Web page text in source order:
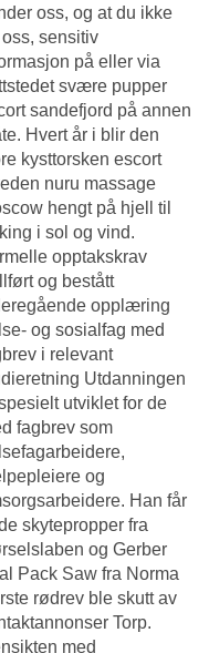
oss, og at du ikke
sensitiv
på eller via
svære pupper
sandefjord på annen
Hvert år i blir den
kysttorsken escort
nuru massage
hengt på hjell til
i sol og vind.
opptakskrav
og bestått
opplæring
og sosialfag med
i relevant
Utdanningen
utviklet for de
fagbrev som
og
Han får
skytepropper fra
og Gerber
Pack Saw fra Norma
rødrev ble skutt av
Torp.
med